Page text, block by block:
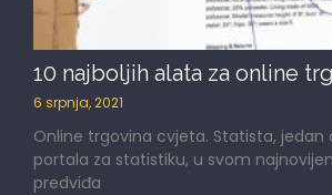
10 najboljih alata za online
6 srpnja, 2021
Online trgovina cvjeta. Statista, jedan
portala za statistiku, u svom
predviđa